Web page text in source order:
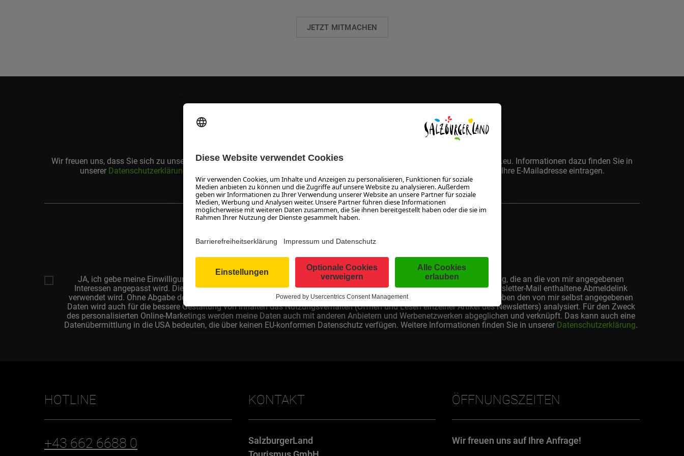
JETZT MITMACHEN
Wir freuen uns, dass Sie sich zu unserem Newsletter anmelden wollen. Zum Schutz vor Spam nutzen wir Dienste von Captcha.eu. Informationen dazu finden Sie in
unserer Datenschutzerklärung . Mit dem Klick auf "Zum Newsletter anmelden" aktivieren Sie diese Dienste und können Ihre E-Mailadresse eintragen.
Mail-
Zum SalzburgerLand Newsletter anmelden
Zum SalzburgerLand Golf Newsletter anmelden
JA, ich gebe meine Einwilligung für den elektronischen Versand von Direktwerbung und die Anzeige von Online-Werbung, die an die von mir angegebenen
Interessen angepasst wird. Diese Einwilligung ist freiwillig und kann jederzeit widerrufen werden, indem der in jeder Newsletter-Mail enthaltene Abmeldelink
verwendet wird. Ohne Abgabe der Einwilligung können die Inhalte des Newsletters über die Website abgerufen werden. Neben den von mir selbst angegebenen
Daten wird auch für die bessere Gestaltung von Inhalten das Nutzungsverhalten (Öffnen und Lesen einzelner Artikel des Newsletters) analysiert. Für den Zweck
des personalisierten Online-Marketings werden meine Daten auch mit anderen Anbietern und Werbenetzwerken abgeglichen und verknüpft. Das kann auch eine
Datenübermittlung in die USA bedeuten, die über keinen EU-konformen Datenschutz verfügen. Weitere Informationen finden Sie in unserer Datenschutzerklärung.
HOTLINE
+43 662 6688 0
KONTAKT
SalzburgerLand
ÖFFNUNGSZEITEN
Wir freuen uns auf Ihre Anfrage!